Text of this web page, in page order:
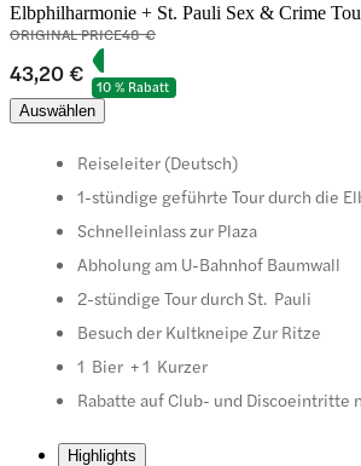
Elbphilharmonie + St. Pauli Sex & Crime
ORIGINAL PRICE48 €
43,20 €
10 % Rabatt
Auswählen
Reiseleiter (Deutsch)
1-stündige geführte Tour durch die
Schnelleinlass zur Plaza
Abholung am U-Bahnhof Baumwall
2-stündige Tour durch St. Pauli
Besuch der Kultkneipe Zur Ritze
1 Bier + 1 Kurzer
Rabatte auf Club- und Discoeintritte
Highlights